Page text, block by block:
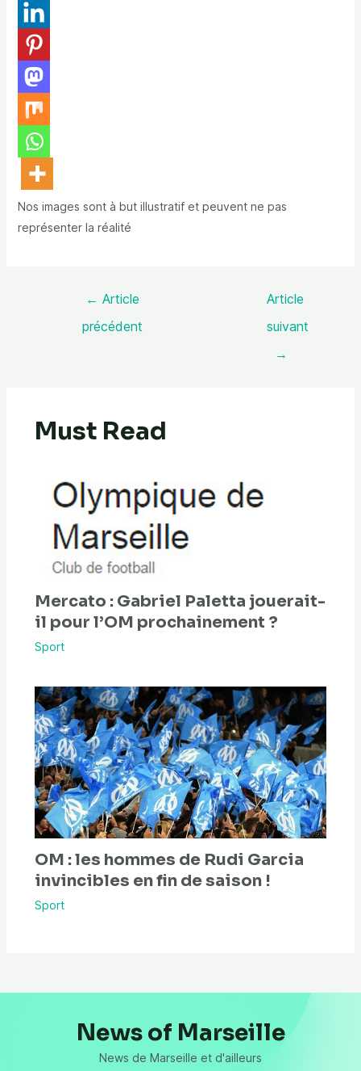
Nos images sont à but illustratif et peuvent ne pas
représenter la réalité
← Article
précédent
Article
suivant
→
Must Read
Mercato : Gabriel Paletta jouerait-
il pour l’OM prochainement ?
Sport
OM : les hommes de Rudi Garcia
invincibles en fin de saison !
Sport
News of Marseille
News de Marseille et d'ailleurs